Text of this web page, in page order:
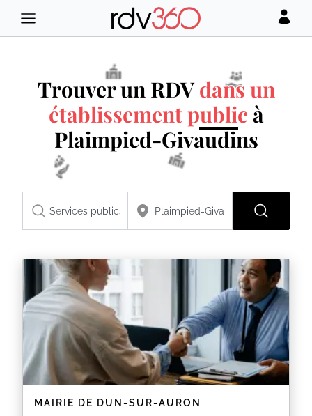
Trouver un RDVdans un
établissement public à
Plaimpied-Givaudins
MAIRIE DE DUN-SUR-AURON